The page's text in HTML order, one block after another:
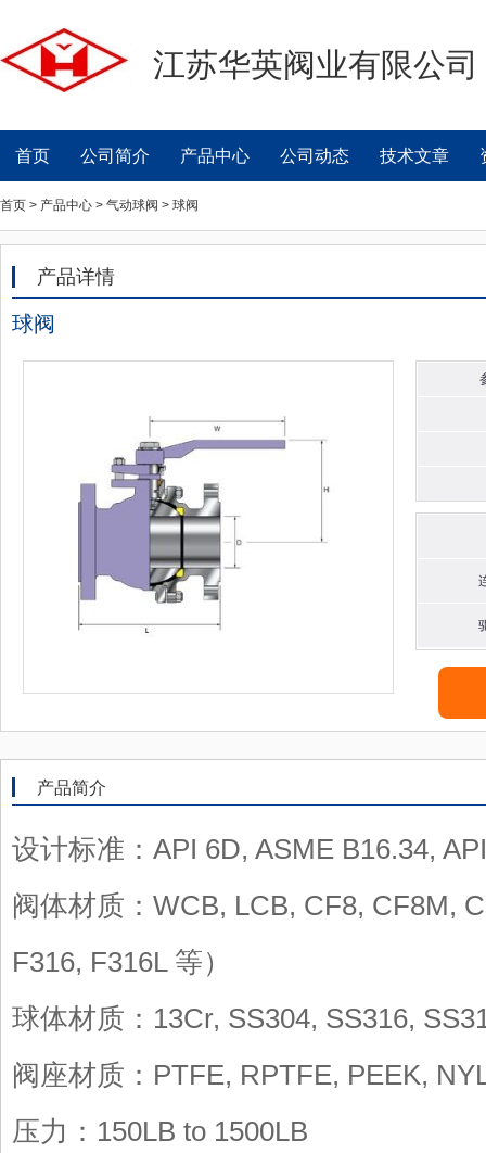
江苏华英阀业有限公司
首页 公司简介 产品中心 公司动态 技术文章
首页 > 产品中心 > 气动球阀 > 球阀
产品详情
球阀
产品简介
设计标准：API 6D, ASME B16.34,
阀体材质：WCB, LCB, CF8, CF8M,
F316, F316L 等）
球体材质：13Cr, SS304, SS316,
阀座材质：PTFE, RPTFE, PEEK,
压力：150LB to 1500LB